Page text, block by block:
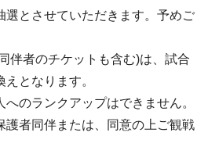
選とさせていただきます。予めご
伴者のチケットも含む)は、試合
となります。
へのランクアップはできません。
護者同伴または、同意の上ご観戦